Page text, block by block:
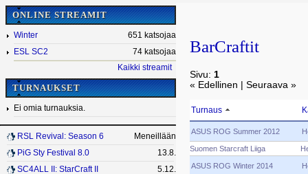
ONLINE STREAMIT
Winter
651 katsojaa
ESL SC2
74 katsojaa
Kaikki streamit
TURNAUKSET
Ei omia turnauksia.
RSL Revival: Season 6
Meneillään
PiG Sty Festival 8.0
13.8.
SC4ALL II: StarCraft II
5.12.
BarCraftit
Sivu: 1
« Edellinen | Seuraava »
Turnaus
ASUS ROG Summer 2012
Suomen Starcraft Liiga
ASUS ROG Winter 2014